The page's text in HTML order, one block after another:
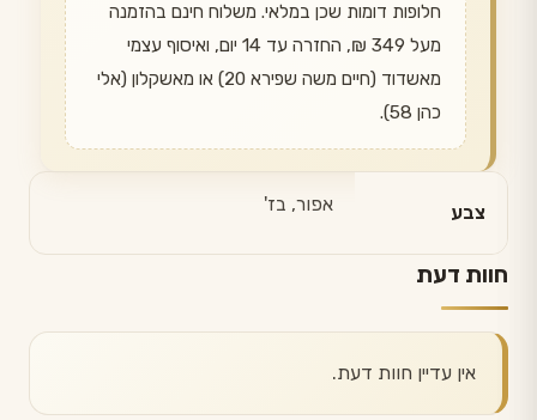
חלופות דומות שכן במלאי. משלוח חינם בהזמנה
מעל 349 ₪, החזרה עד 14 יום, ואיסוף עצמי
מאשדוד (חיים משה שפירא 20) או מאשקלון (אלי
כהן 58).
צבע אפור, בז'
חוות דעת
אין עדיין חוות דעת.